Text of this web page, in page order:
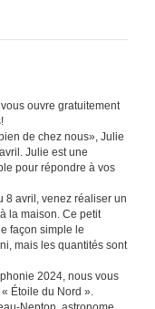
ouvre gratuitement
de chez nous», Julie
Julie est une
pour répondre à vos
8 avril, venez réaliser un
la maison. Ce petit
façon simple le
mais les quantités sont
2024, nous vous
Étoile du Nord ».